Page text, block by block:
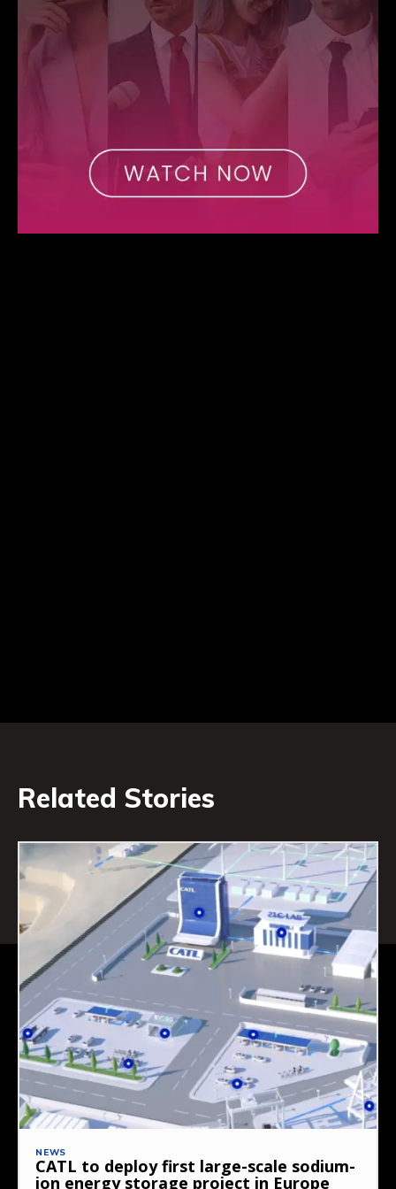
To access premium
To access premium
Related Stories
NEWS
CATL to deploy first large-scale sodium-
ion energy storage project in Europe